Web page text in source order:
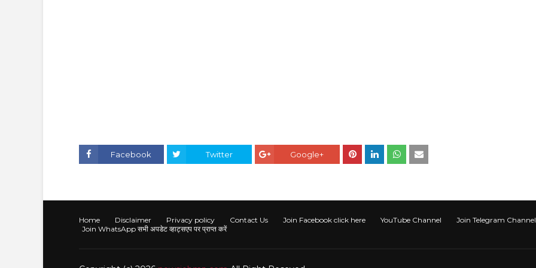
Facebook Twitter Google+
Home Disclaimer Privacy policy Contact Us Join Facebook click here YouTube Channel
Join Telegram Channel
Join WhatsApp सभी अपडेट व्हाट्सएप पर प्राप्त करें